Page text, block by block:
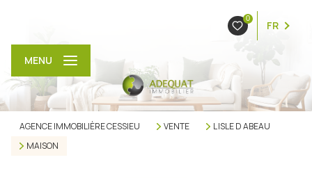
0
FR
MENU
AGENCE IMMOBILIÈRE CESSIEU VENTE
L ISLE D ABEAU
MAISON